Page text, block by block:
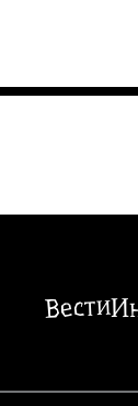
Вести